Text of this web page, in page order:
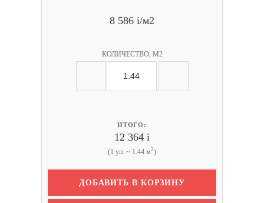
8 586 i/м2
КОЛИЧЕСТВО, М2
ИТОГО:
12 364 i
(1 уп. ~ 1.44 м2)
ДОБАВИТЬ В КОРЗИНУ